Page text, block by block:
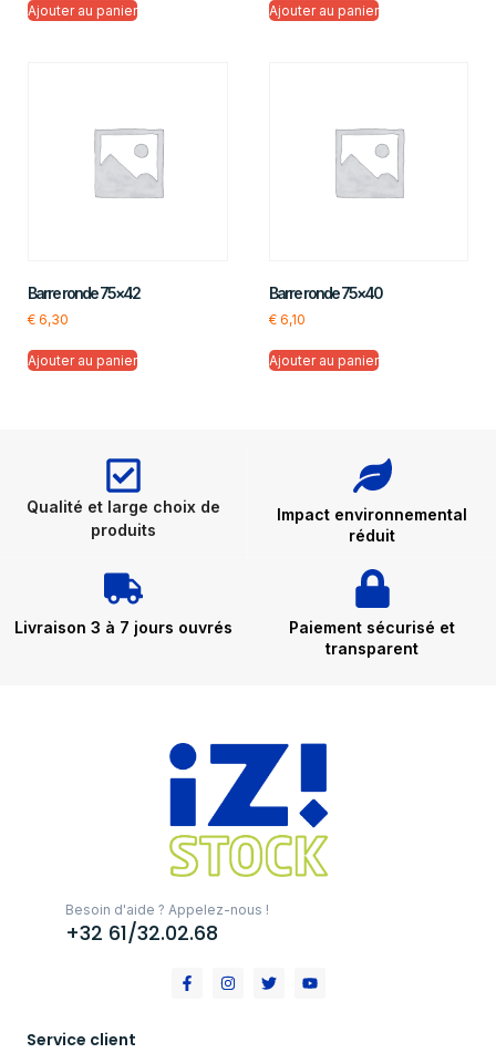
Ajouter au panier Ajouter au panier
Barre ronde 75×42
€ 6,30
Ajouter au panier
Barre ronde 75×40
€6,10
Ajouter au panier
Qualité et large choix de
produits
Impact environnemental
réduit
Livraison 3 à 7 jours ouvrés
Paiement sécurisé et
transparent
Besoin d'aide ? Appelez-nous !
+32 61/32.02.68
Service client